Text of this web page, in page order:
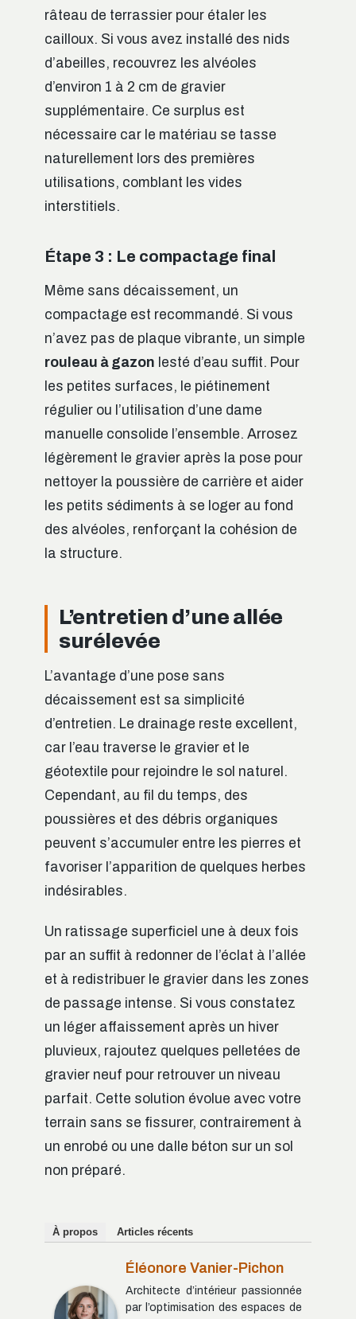
râteau de terrassier pour étaler les
cailloux. Si vous avez installé des nids
d’abeilles, recouvrez les alvéoles
d’environ 1 à 2 cm de gravier
supplémentaire. Ce surplus est
nécessaire car le matériau se tasse
naturellement lors des premières
utilisations, comblant les vides
interstitiels.
Étape 3 : Le compactage final
Même sans décaissement, un
compactage est recommandé. Si vous
n’avez pas de plaque vibrante, un simple
rouleau à gazon lesté d’eau suffit. Pour
les petites surfaces, le piétinement
régulier ou l’utilisation d’une dame
manuelle consolide l’ensemble. Arrosez
légèrement le gravier après la pose pour
nettoyer la poussière de carrière et aider
les petits sédiments à se loger au fond
des alvéoles, renforçant la cohésion de
la structure.
L’entretien d’une allée
surélevée
L’avantage d’une pose sans
décaissement est sa simplicité
d’entretien. Le drainage reste excellent,
car l’eau traverse le gravier et le
géotextile pour rejoindre le sol naturel.
Cependant, au fil du temps, des
poussières et des débris organiques
peuvent s’accumuler entre les pierres et
favoriser l’apparition de quelques herbes
indésirables.
Un ratissage superficiel une à deux fois
par an suffit à redonner de l’éclat à l’allée
et à redistribuer le gravier dans les zones
de passage intense. Si vous constatez
un léger affaissement après un hiver
pluvieux, rajoutez quelques pelletées de
gravier neuf pour retrouver un niveau
parfait. Cette solution évolue avec votre
terrain sans se fissurer, contrairement à
un enrobé ou une dalle béton sur un sol
non préparé.
À propos Articles récents
Éléonore Vanier-Pichon
Architecte d’intérieur passionnée
par l’optimisation des espaces de